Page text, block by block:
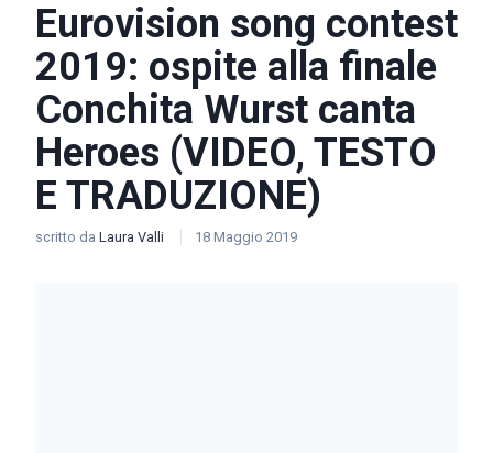
Eurovision song contest
2019: ospite alla finale
Conchita Wurst canta
Heroes (VIDEO, TESTO
E TRADUZIONE)
scritto da Laura Valli 18 Maggio 2019